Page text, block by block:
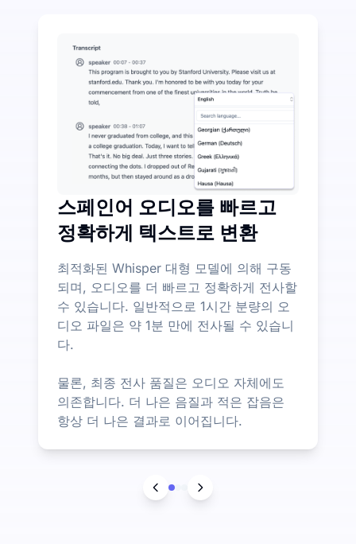
UniScribe는 매달 120분의 무료 전사 서비스를 제공
오디오-텍스트를 넘어선 추가 AI 기능 사용 가능
오디오 및 비디오 파일에서 자동으로 요약, 마인드 맵
스페인어 오디오를 빠르고
정확하게 텍스트로 변환
최적화된 Whisper 대형 모델에 의해 구동
되며, 오디오를 더 빠르고 정확하게 전사할
수 있습니다. 일반적으로 1시간 분량의 오
디오 파일은 약 1분 만에 전사될 수 있습니
다.
물론, 최종 전사 품질은 오디오 자체에도
의존합니다. 더 나은 음질과 적은 잡음은
항상 더 나은 결과로 이어집니다.